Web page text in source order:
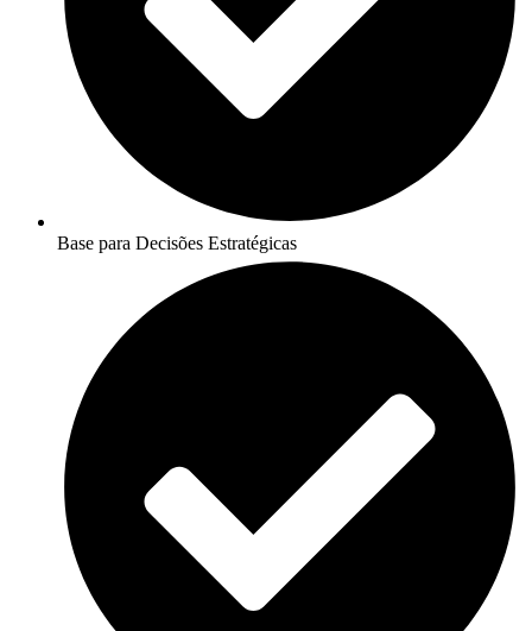
Base para Decisões Estratégicas